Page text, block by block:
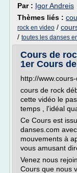
Par : Igor Andreis
Thèmes liés :
rock en video /
/ toutes les danses
Cours de
1er Cours
http://
cours de rock
cette vidéo le
temps , l'idéal
Ce Cours est
danses.com
mouvements à
vous amusant
Venez nous
Cours que nous